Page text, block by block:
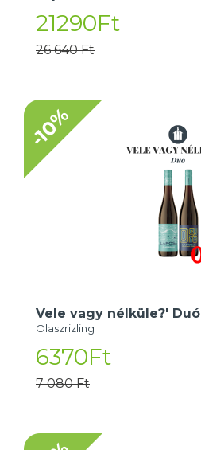
21290Ft
26 640 Ft
-10%
Vele vagy nélküle?' Duó
Olaszrizling
6370Ft
7 080 Ft